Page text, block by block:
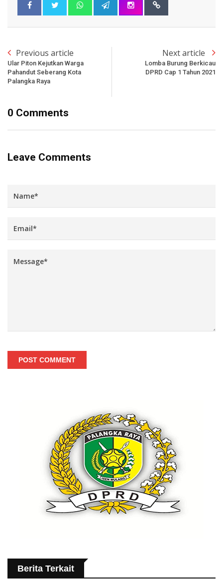
Previous article
Ular Piton Kejutkan Warga
Pahandut Seberang Kota
Palangka Raya
Next article
Lomba Burung Berkicau
DPRD Cap 1 Tahun 2021
0 Comments
Leave Comments
POST COMMENT
Berita Terkait